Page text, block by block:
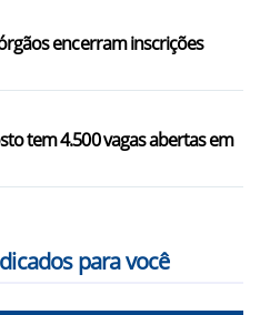
encerram inscrições
tem 4.500 vagas abertas em
para você